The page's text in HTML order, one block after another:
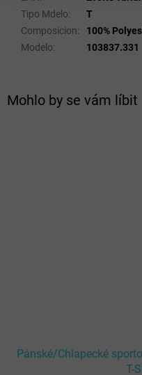
Mohlo by se vám líbit
Pánské/Chlapecké
T-
Tipo Mdelo:
T
Composicion:
100%
Modelo: 103837.331